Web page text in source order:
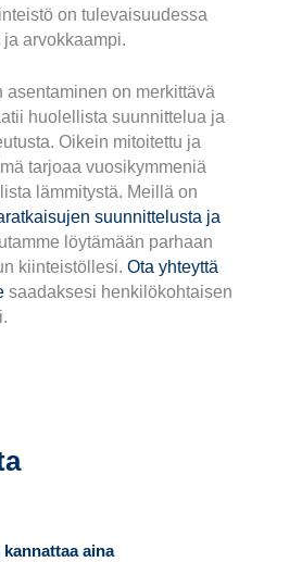
on tulevaisuudessa
arvokkaampi.
asentaminen on merkittävä
huolellista suunnittelua ja
Oikein mitoitettu ja
tarjoaa vuosikymmeniä
lämmitystä. Meillä on
suunnittelusta ja
löytämään parhaan
kiinteistöllesi. Ota yhteyttä
saadaksesi henkilökohtaisen
aina